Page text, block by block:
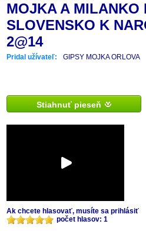
MOJKA A MILANKO
SLOVENSKO K
2@14
Pridal užívateľ: GIPSY MOJKA ORLOVA
Stiahnuť pieseň
Ak chcete hlasovať, musíte sa prihlásiť
počet hlasov: 1